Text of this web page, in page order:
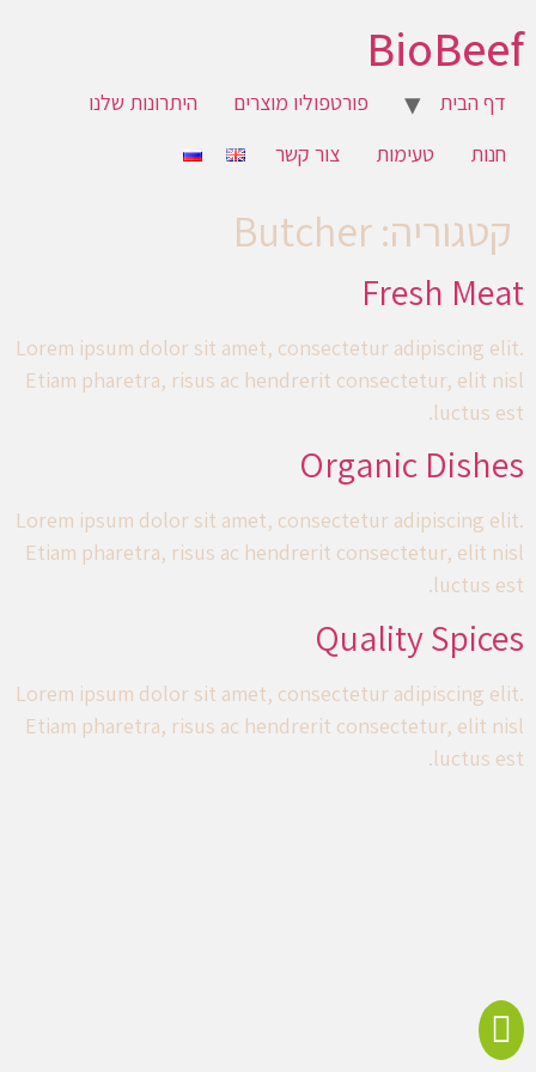
BioBeef
דף הבית פורטפוליו מוצרים
היתרונות שלנו
חנות
טעימות צור קשר
קטגוריה:Butcher
Fresh Meat
Lorem ipsum dolor sit amet, consectetur adipiscing elit.
Etiam pharetra, risus ac hendrerit consectetur, elit nisl
luctus est.
Organic Dishes
Lorem ipsum dolor sit amet, consectetur adipiscing elit.
Etiam pharetra, risus ac hendrerit consectetur, elit nisl
luctus est.
Quality Spices
Lorem ipsum dolor sit amet, consectetur adipiscing elit.
Etiam pharetra, risus ac hendrerit consectetur, elit nisl
luctus est.